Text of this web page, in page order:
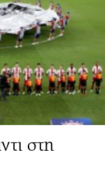
στη